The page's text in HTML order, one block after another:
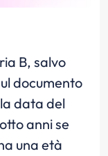
B, salvo
documento
data del
anni se
una età